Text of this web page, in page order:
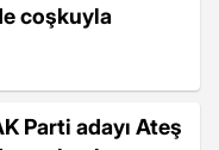
coşkuyla
Parti adayı Ateş